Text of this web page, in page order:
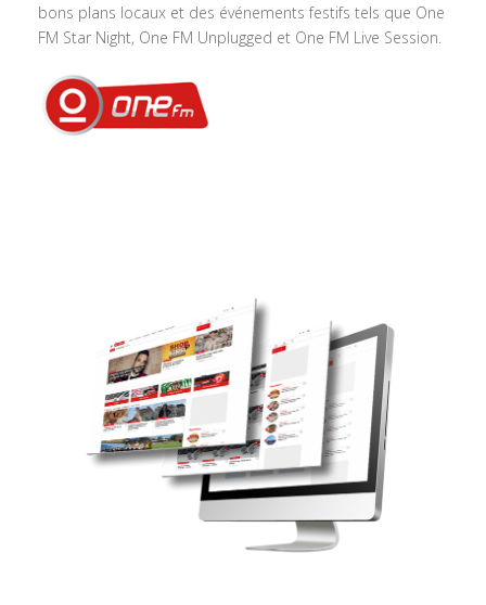
bons plans locaux et des événements festifs tels que One
FM Star Night, One FM Unplugged et One FM Live Session.